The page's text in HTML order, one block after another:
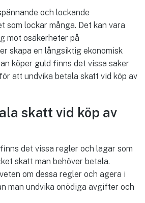
och lockande
som lockar många. Det kan vara
mot osäkerheter på
skapa en långsiktig ekonomisk
köper guld finns det vissa saker
att undvika betala skatt vid köp av
skatt vid köp av
det vissa regler och lagar som
skatt man behöver betala.
om dessa regler och agera i
man undvika onödiga avgifter och